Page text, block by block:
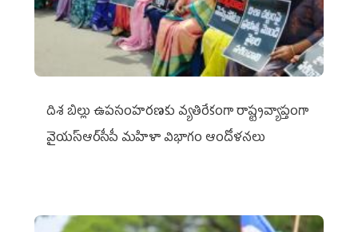
దిశ బిల్లు ఉపసంహరణకు వ్యతిరేకంగా రాష్ట్రవ్యాప్తంగా
వైయ‌స్ఆర్‌సీపీ మహిళా విభాగం ఆందోళనలు